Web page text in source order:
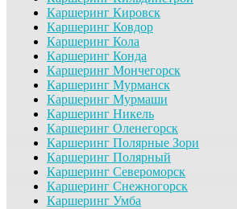
Каршеринг Кировск
Каршеринг Ковдор
Каршеринг Кола
Каршеринг Конда
Каршеринг Мончегорск
Каршеринг Мурманск
Каршеринг Мурмаши
Каршеринг Никель
Каршеринг Оленегорск
Каршеринг Полярные Зори
Каршеринг Полярный
Каршеринг Североморск
Каршеринг Снежногорск
Каршеринг Умба